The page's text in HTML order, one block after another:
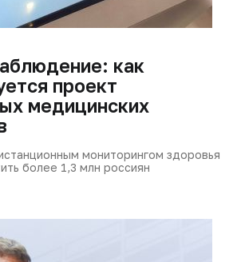
как
проект
медицинских
мониторингом здоровья
более 1,3 млн россиян